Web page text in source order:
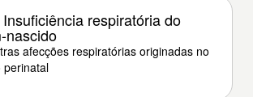
respiratória do
nascido
afecções respiratórias originadas no
perinatal